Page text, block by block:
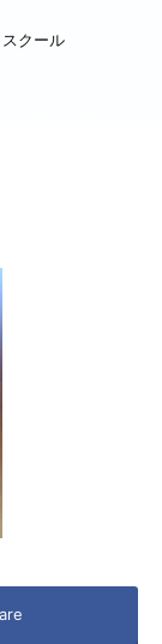
クール